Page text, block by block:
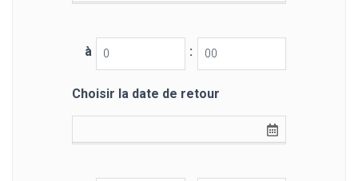
à :
Choisir la date de retour